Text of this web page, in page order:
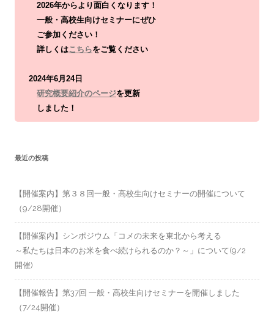
2026年からより面白くなります！
一般・高校生向けセミナーにぜひ
ご参加ください！
詳しくはこちらをご覧ください
2024年6月24日
研究概要紹介のページを更新
しました！
最近の投稿
【開催案内】第３８回一般・高校生向けセミナーの開催について
（9/28開催）
【開催案内】シンポジウム「コメの未来を東北から考える
～私たちは日本のお米を食べ続けられるのか？～」について(9/2
開催)
【開催報告】第37回 一般・高校生向けセミナーを開催しました
（7/24開催）